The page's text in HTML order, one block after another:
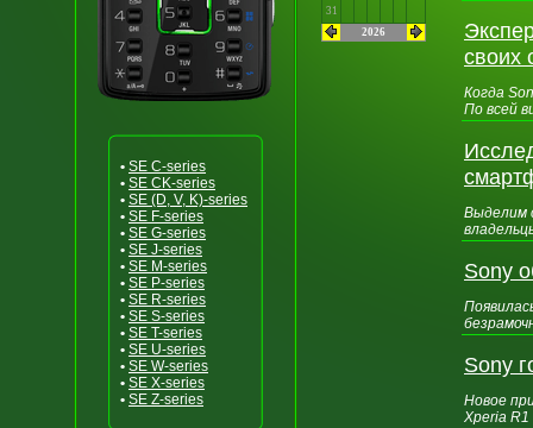
• SE C-series
• SE CK-series
• SE (D, V, K)-series
• SE F-series
• SE G-series
• SE J-series
• SE M-series
• SE P-series
• SE R-series
• SE S-series
• SE T-series
• SE U-series
• SE W-series
• SE X-series
• SE Z-series
31
2026
своих
Когда
По всей
Выделим
Sony
Sony
Новое
Xperia